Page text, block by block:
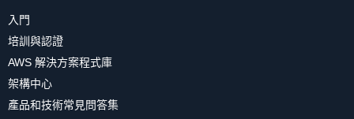
入門
培訓與認證
AWS 解決方案程式庫
架構中心
產品和技術常見問答集